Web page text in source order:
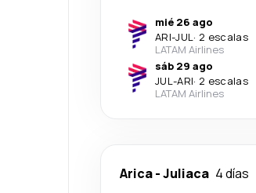
mié 26 ago
ARI-JUL· 2 escalas
LATAM Airlines
sáb 29 ago
JUL-ARI· 2 escalas
LATAM Airlines
Arica-Juliaca 4 días